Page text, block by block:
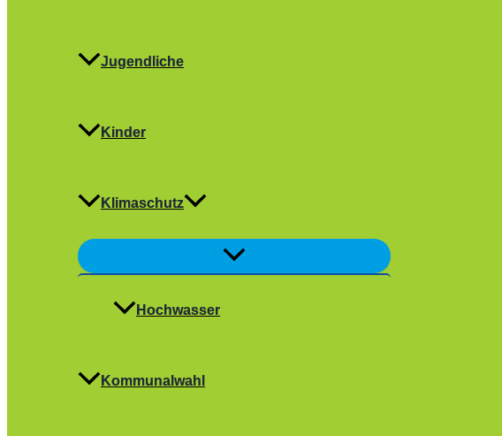
Jugendliche
Kinder
Klimaschutz
Menü
Hochwasser
Kommunalwahl